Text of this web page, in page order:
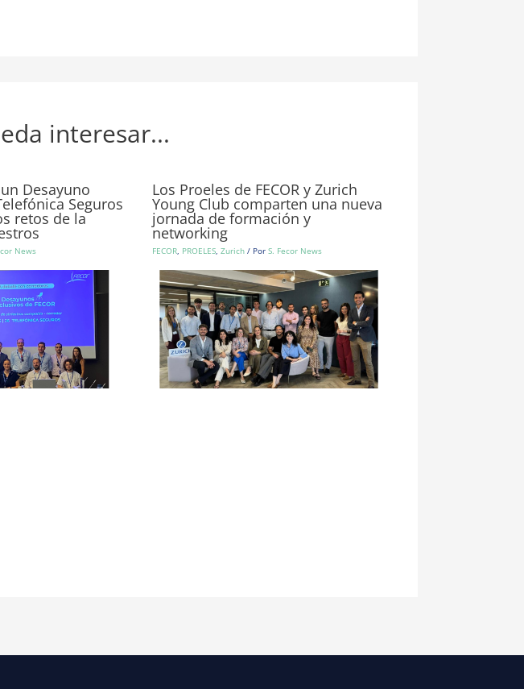
interesar...
Desayuno
Seguros
retos de la
News
Los Proeles de FECOR y Zurich
Young Club comparten una nueva
jornada de formación y
networking
FECOR PROELES Zurich / Por S. Fecor News